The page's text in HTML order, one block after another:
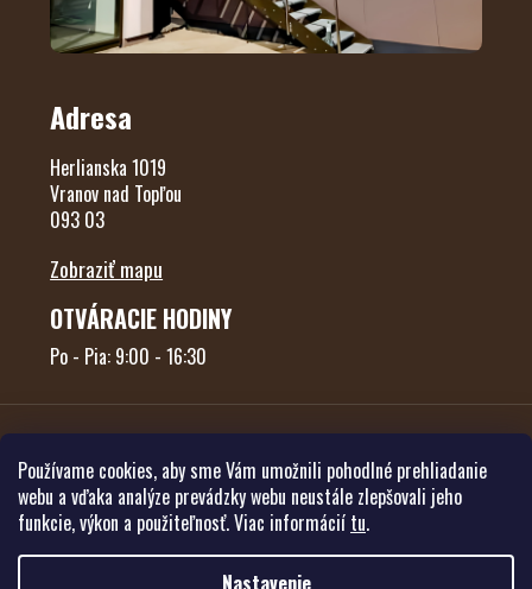
Používame cookies, aby sme Vám umožnili pohodlné prehliadanie
webu a vďaka analýze prevádzky webu neustále zlepšovali jeho
funkcie, výkon a použiteľnosť. Viac informácií tu.
Nastavenie
Adresa
Herlianska 1019
Vranov nad Topľou
093 03
Zobraziť mapu
OTVÁRACIE HODINY
Po - Pia: 9:00 - 16:30